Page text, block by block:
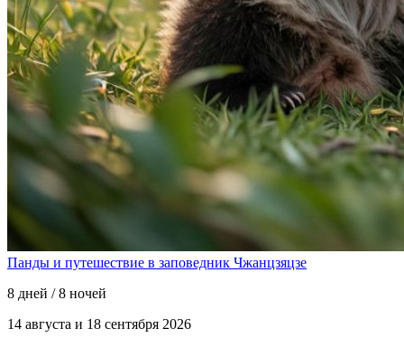
Панды и путешествие в заповедник Чжанцзяцзе
8 дней / 8 ночей
14 августа и 18 сентября 2026